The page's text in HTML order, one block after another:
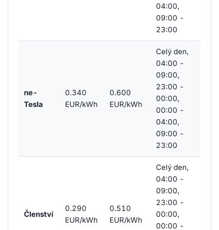
04:00,
09:00 -
23:00
ne-
Tesla
0.340
EUR/kWh
0.600
EUR/kWh
Celý den,
04:00 -
09:00,
23:00 -
00:00,
00:00 -
04:00,
09:00 -
23:00
Členství
0.290
EUR/kWh
0.510
EUR/kWh
Celý den,
04:00 -
09:00,
23:00 -
00:00,
00:00 -